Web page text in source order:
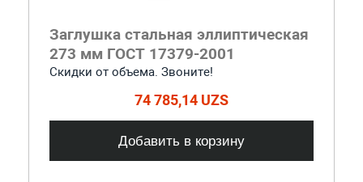
Заглушка стальная эллиптическая
273 мм ГОСТ 17379-2001
Скидки от объема. Звоните!
74 785,14 UZS
Добавить в корзину